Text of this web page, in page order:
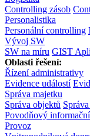
Controlling zásob
Personalistika
Personální controlling
Vývoj SW
SW na míru GIST
Oblasti řešení:
Řízení administrativy
Evidence událostí
Správa majetku
Správa objektů
Povodňový
Provoz